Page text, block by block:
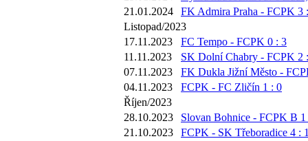
21.01.2024
FK Admira Praha - FCPK 3
Listopad/2023
17.11.2023
FC Tempo - FCPK 0 : 3
11.11.2023
SK Dolní Chabry - FCPK 2
07.11.2023
FK Dukla Jižní Město -
04.11.2023
FCPK - FC Zličín 1 : 0
Říjen/2023
28.10.2023
Slovan Bohnice - FCPK B 1
21.10.2023
FCPK - SK Třeboradice 4 :